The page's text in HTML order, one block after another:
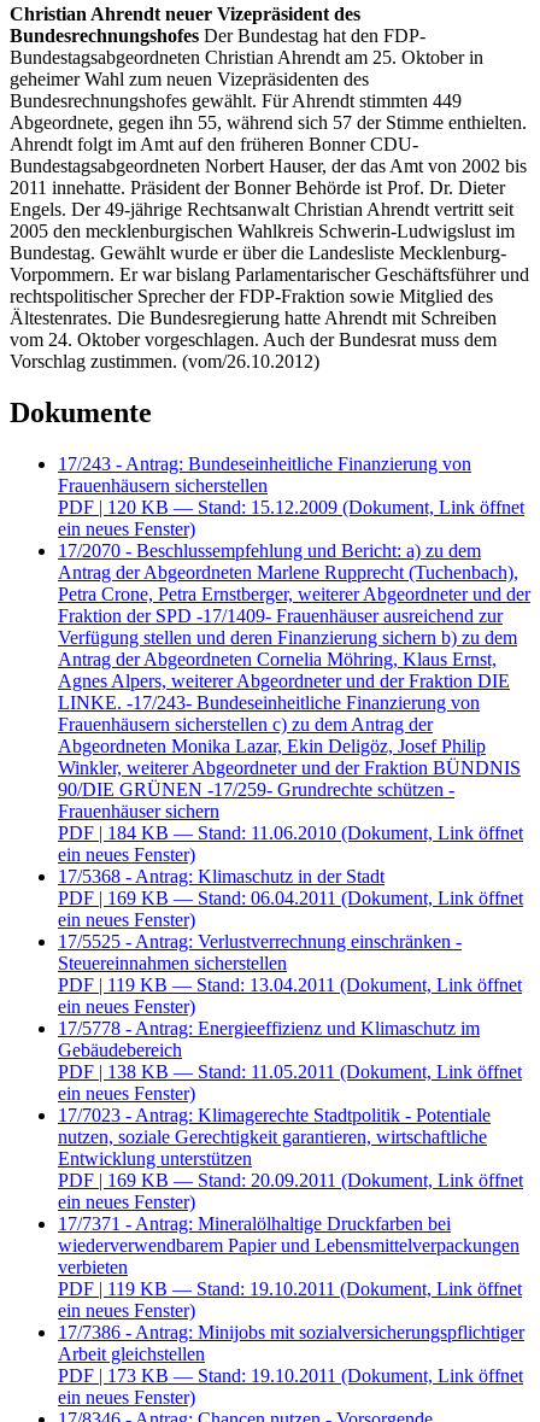
Christian Ahrendt neuer Vizepräsident des
Bundesrechnungshofes Der Bundestag hat den FDP-
Bundestagsabgeordneten Christian Ahrendt am 25. Oktober in
geheimer Wahl zum neuen Vizepräsidenten des
Bundesrechnungshofes gewählt. Für Ahrendt stimmten 449
Abgeordnete, gegen ihn 55, während sich 57 der Stimme enthielten.
Ahrendt folgt im Amt auf den früheren Bonner CDU-
Bundestagsabgeordneten Norbert Hauser, der das Amt von 2002 bis
2011 innehatte. Präsident der Bonner Behörde ist Prof. Dr. Dieter
Engels. Der 49-jährige Rechtsanwalt Christian Ahrendt vertritt seit
2005 den mecklenburgischen Wahlkreis Schwerin-Ludwigslust im
Bundestag. Gewählt wurde er über die Landesliste Mecklenburg-
Vorpommern. Er war bislang Parlamentarischer Geschäftsführer und
rechtspolitischer Sprecher der FDP-Fraktion sowie Mitglied des
Ältestenrates. Die Bundesregierung hatte Ahrendt mit Schreiben
vom 24. Oktober vorgeschlagen. Auch der Bundesrat muss dem
Vorschlag zustimmen. (vom/26.10.2012)
Dokumente
17/243 - Antrag: Bundeseinheitliche Finanzierung von
Frauenhäusern sicherstellen
PDF | 120 KB — Stand: 15.12.2009 (Dokument, Link öffnet
ein neues Fenster)
17/2070 - Beschlussempfehlung und Bericht: a) zu dem
Antrag der Abgeordneten Marlene Rupprecht (Tuchenbach),
Petra Crone, Petra Ernstberger, weiterer Abgeordneter und der
Fraktion der SPD -17/1409- Frauenhäuser ausreichend zur
Verfügung stellen und deren Finanzierung sichern b) zu dem
Antrag der Abgeordneten Cornelia Möhring, Klaus Ernst,
Agnes Alpers, weiterer Abgeordneter und der Fraktion DIE
LINKE. -17/243- Bundeseinheitliche Finanzierung von
Frauenhäusern sicherstellen c) zu dem Antrag der
Abgeordneten Monika Lazar, Ekin Deligöz, Josef Philip
Winkler, weiterer Abgeordneter und der Fraktion BÜNDNIS
90/DIE GRÜNEN -17/259- Grundrechte schützen -
Frauenhäuser sichern
PDF | 184 KB — Stand: 11.06.2010 (Dokument, Link öffnet
ein neues Fenster)
17/5368 - Antrag: Klimaschutz in der Stadt
PDF | 169 KB — Stand: 06.04.2011 (Dokument, Link öffnet
ein neues Fenster)
17/5525 - Antrag: Verlustverrechnung einschränken -
Steuereinnahmen sicherstellen
PDF | 119 KB — Stand: 13.04.2011 (Dokument, Link öffnet
ein neues Fenster)
17/5778 - Antrag: Energieeffizienz und Klimaschutz im
Gebäudebereich
PDF | 138 KB — Stand: 11.05.2011 (Dokument, Link öffnet
ein neues Fenster)
17/7023 - Antrag: Klimagerechte Stadtpolitik - Potentiale
nutzen, soziale Gerechtigkeit garantieren, wirtschaftliche
Entwicklung unterstützen
PDF | 169 KB — Stand: 20.09.2011 (Dokument, Link öffnet
ein neues Fenster)
17/7371 - Antrag: Mineralölhaltige Druckfarben bei
wiederverwendbarem Papier und Lebensmittelverpackungen
verbieten
PDF | 119 KB — Stand: 19.10.2011 (Dokument, Link öffnet
ein neues Fenster)
17/7386 - Antrag: Minijobs mit sozialversicherungspflichtiger
Arbeit gleichstellen
PDF | 173 KB — Stand: 19.10.2011 (Dokument, Link öffnet
ein neues Fenster)